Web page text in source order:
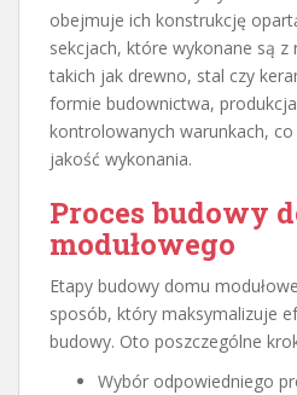
obejmuje ich konstrukcję
sekcjach, które wykonane są z
takich jak drewno, stal czy
formie budownictwa,
kontrolowanych warunkach,
jakość wykonania.
Proces budowy
modułowego
Etapy budowy domu
sposób, który maksymalizuje
budowy. Oto poszczególne
Wybór odpowiedniego